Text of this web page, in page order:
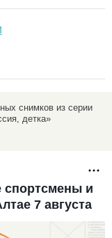
снимков из серии
детка»
спортсмены и
7 августа